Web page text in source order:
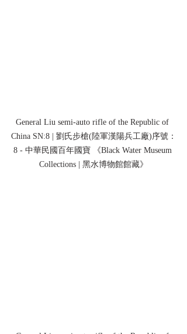
General Liu semi-auto rifle of the Republic of
China SN:8 | 劉氏步槍(陸軍漢陽兵工廠)序號：
8 - 中華民國百年國寶 《Black Water Museum
Collections | 黑水博物館館藏》